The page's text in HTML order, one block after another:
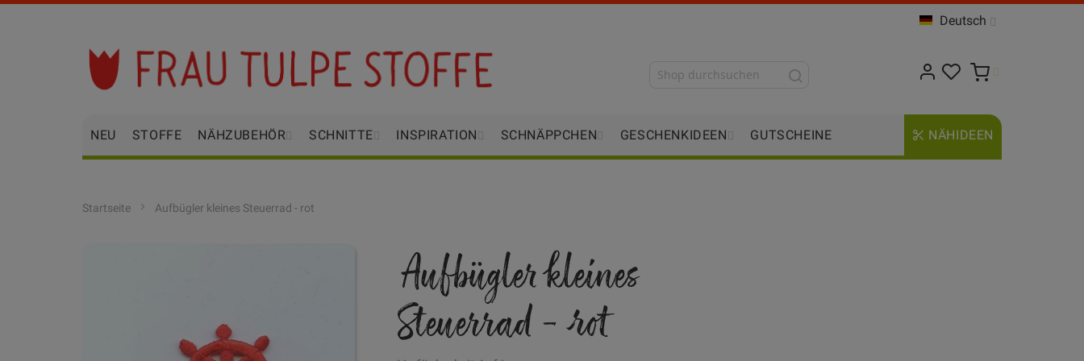
Inhalt
springen
Deutsch
NEU STOFFE NÄHZUBEHÖR SCHNITTE INSPIRATION SCHNÄPPCHEN GESCHENKIDEEN GUTSCHEINE NÄHIDEEN
Startseite Aufbügler kleines Steuerrad - rot
Aufbügler kleines
Steuerrad - rot